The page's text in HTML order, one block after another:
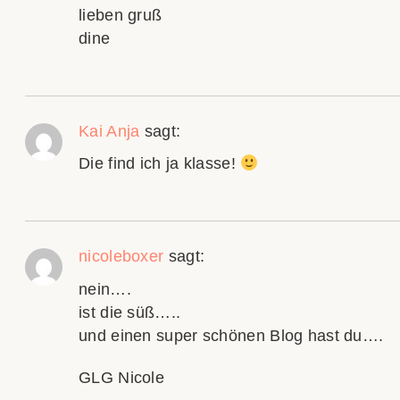
lieben gruß
dine
Kai Anja sagt:
Die find ich ja klasse!
nicoleboxer sagt:
nein….
ist die süß…..
und einen super schönen Blog hast du….
GLG Nicole